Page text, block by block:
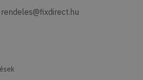
rendeles@fixdirect.hu